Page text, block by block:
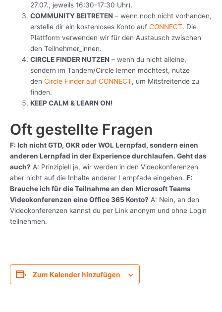
27.07., jeweils 16:30-17:30 Uhr).
COMMUNITY BEITRETEN – wenn noch nicht vorhanden,
erstelle dir ein kostenloses Konto aufCONNECT. Die
Plattform verwenden wir für den Austausch zwischen
den Teilnehmer_innen.
CIRCLE FINDER NUTZEN – wenn du nicht alleine,
sondern im Tandem/Circle lernen möchtest, nutze
denCircle Finder auf CONNECT, um Mitstreitende zu
finden.
KEEP CALM & LEARN ON!
Oft gestellte Fragen
F: Ich nicht GTD, OKR oder WOL Lernpfad, sondern einen
anderen Lernpfad in der Experience durchlaufen. Geht das
auch? A: Prinzipiell ja, wir werden in den Videokonferenzen
aber nicht auf die Inhalte anderer Lernpfade eingehen. F:
Brauche ich für die Teilnahme an den Microsoft Teams
Videokonferenzen eine Office 365 Konto? A: Nein, an den
Videokonferenzen kannst du per Link anonym und ohne Login
teilnehmen.
Zum Kalender hinzufügen